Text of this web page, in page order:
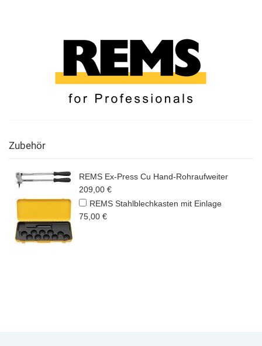
Zubehör
REMS Ex-Press Cu Hand-Rohraufweiter
209,00 €
REMS Stahlblechkasten mit Einlage
75,00 €